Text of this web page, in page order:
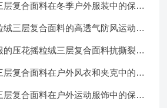
复合面料在冬季户外服装中的保暖
三层复合面料的高透气防风运动服
压花摇粒绒三层复合面料抗撕裂与
复合面料在户外风衣和夹克中的应
复合面料在户外运动服饰中的保暖